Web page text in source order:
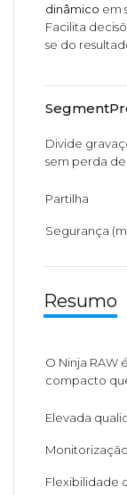
dinâmico em
Facilita
se do
Divide
sem perda
Partilha
Segurança
Resumo
O Ninja RAW
compacto
Elevada
Flexibilidade